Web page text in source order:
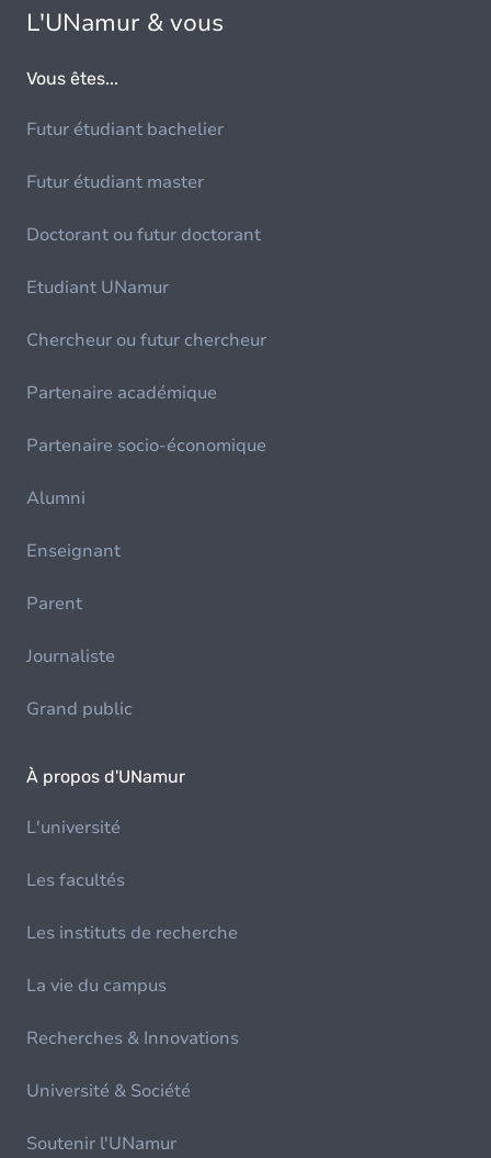
L'UNamur & vous
Vous êtes...
Futur étudiant bachelier
Futur étudiant master
Doctorant ou futur doctorant
Etudiant UNamur
Chercheur ou futur chercheur
Partenaire académique
Partenaire socio-économique
Alumni
Enseignant
Parent
Journaliste
Grand public
À propos d'UNamur
L'université
Les facultés
Les instituts de recherche
La vie du campus
Recherches & Innovations
Université & Société
Soutenir l'UNamur